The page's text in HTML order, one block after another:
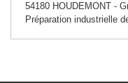
54180 HOUDEMONT -
Préparation industrielle